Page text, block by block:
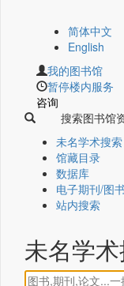
简体中文
English
我的图书馆
暂停楼内服务
咨询
搜索图书馆
未名学术搜索
馆藏目录
数据库
电子期刊/图书
站内搜索
未名学